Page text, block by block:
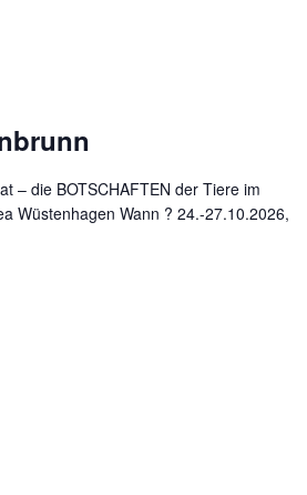
– die BOTSCHAFTEN der Tiere im
Wüstenhagen Wann ? 24.-27.10.2026,